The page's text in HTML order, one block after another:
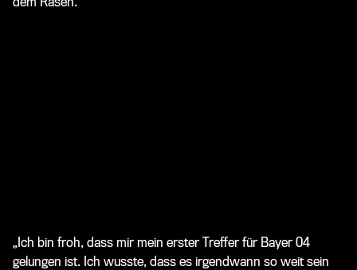
„Ich bin froh, dass mir mein erster Treffer für Bayer 04
gelungen ist. Ich wusste, dass es irgendwann so weit sein